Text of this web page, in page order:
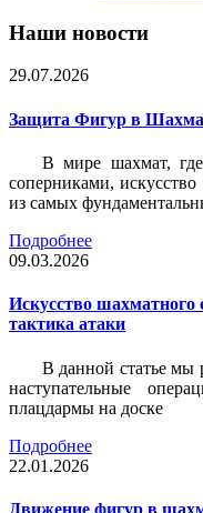
Наши новости
29.07.2026
Защита Фигур в
В мире шахмат,
соперниками,
из самых
Подробнее
09.03.2026
Искусство шахматного
тактика атаки
В данной статье мы
наступательные
плацдармы на доске
Подробнее
22.01.2026
Движение фигур в